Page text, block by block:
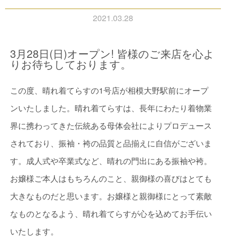
2021.03.28
3月28日(日)オープン! 皆様のご来店を心よ
りお待ちしております。
この度、晴れ着てらすの1号店が相模大野駅前にオープ
ンいたしました。晴れ着てらすは、長年にわたり着物業
界に携わってきた伝統ある母体会社によりプロデュース
されており、振袖・袴の品質と品揃えに自信がございま
す。成人式や卒業式など、晴れの門出にある振袖や袴。
お嬢様ご本人はもちろんのこと、親御様の喜びはとても
大きなものだと思います。お嬢様と親御様にとって素敵
なものとなるよう、晴れ着てらすが心を込めてお手伝い
いたします。